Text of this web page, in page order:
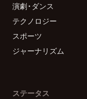
演劇・ダンス
テクノロジー
スポーツ
ジャーナリズム
ステータス